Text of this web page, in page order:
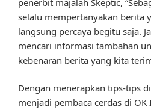
selalu mempertanyakan berita
langsung percaya begitu saja.
mencari informasi tambahan
kebenaran berita yang kita
Dengan menerapkan tips-tips
menjadi pembaca cerdas di